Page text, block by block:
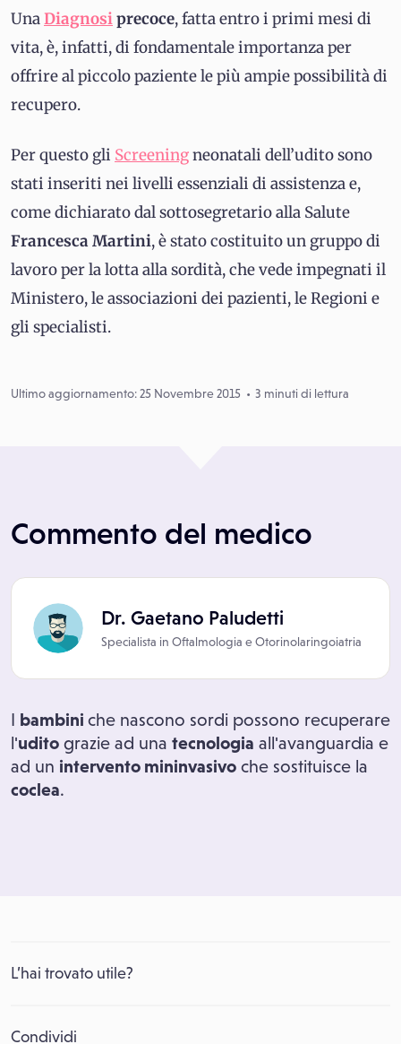
UnaDiagnosiprecoce, fatta entro i primi mesi di
vita, è, infatti, di fondamentale importanza per
offrire al piccolo paziente le più ampie possibilità di
recupero.
Per questo gli Screeningneonatali dell’udito sono
stati inseriti nei livelli essenziali di assistenza e,
come dichiarato dal sottosegretario alla Salute
Francesca Martini, è stato costituito un gruppo di
lavoro per la lotta alla sordità, che vede impegnati il
Ministero, le associazioni dei pazienti, le Regioni e
gli specialisti.
Ultimo aggiornamento: 25 Novembre 2015 3 minuti di lettura
Commento del medico
Dr. Gaetano Paludetti
Specialista in Oftalmologia eOtorinolaringoiatria
I bambini che nascono sordi possono recuperare
l'udito grazie ad una tecnologia all'avanguardia e
ad un intervento mininvasivo che sostituisce la
coclea.
L’hai trovato utile?
Condividi